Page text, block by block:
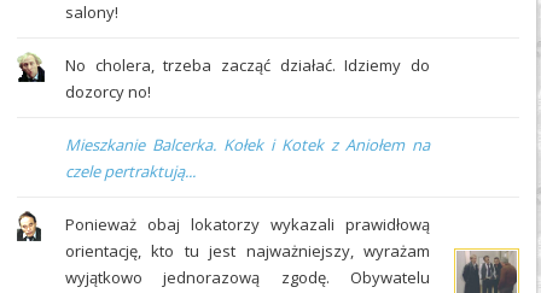
salony!
No cholera, trzeba zacząć działać. Idziemy do
dozorcy no!
Mieszkanie Balcerka. Kołek i Kotek z Aniołem na
czele pertraktują...
Ponieważ obaj lokatorzy wykazali prawidłową
orientację, kto tu jest najważniejszy, wyrażam
wyjątkowo jednorazową zgodę. Obywatelu